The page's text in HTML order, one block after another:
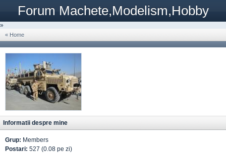
Forum Machete,Modelism,Hobby
»
« Home
Informatii despre mine
Grup: Members
Postari: 527 (0.08 pe zi)